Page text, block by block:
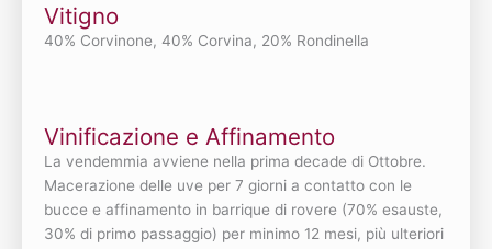
Vitigno
40% Corvinone, 40% Corvina, 20% Rondinella
Vinificazione e Affinamento
La vendemmia avviene nella prima decade di Ottobre.
Macerazione delle uve per 7 giorni a contatto con le
bucce e affinamento in barrique di rovere (70% esauste,
30% di primo passaggio) per minimo 12 mesi, più ulteriori